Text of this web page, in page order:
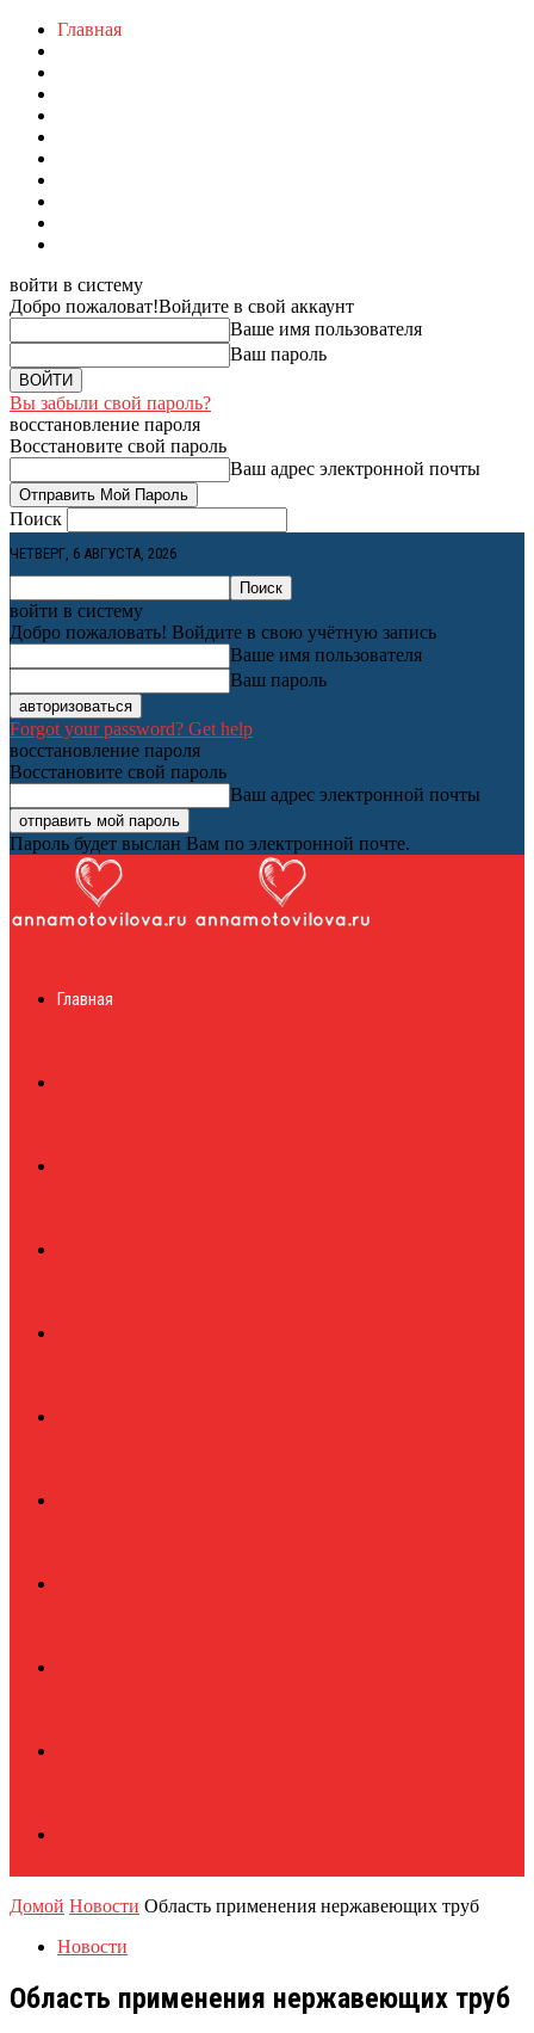
Главная
войти в систему
Добро пожаловат!Войдите в свой аккаунт
Ваше имя пользователя
Ваш пароль
Вы забыли свой пароль?
восстановление пароля
Восстановите свой пароль
Ваш адрес электронной почты
Поиск
ЧЕТВЕРГ, 6 АВГУСТА, 2026
войти в систему
Добро пожаловать! Войдите в свою учётную запись
Ваше имя пользователя
Ваш пароль
Forgot your password? Get help
восстановление пароля
Восстановите свой пароль
Ваш адрес электронной почты
Пароль будет выслан Вам по электронной почте.
журналГлавная
Домой Новости Область применения нержавеющих труб
Новости
Область применения нержавеющих труб